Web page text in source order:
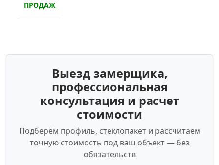
ПРОДАЖ
Выезд замерщика,
профессиональная
консультация и расчет
стоимости
Подберём профиль, стеклопакет и рассчитаем
точную стоимость под ваш объект — без
обязательств